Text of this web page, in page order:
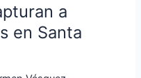
a
en Santa